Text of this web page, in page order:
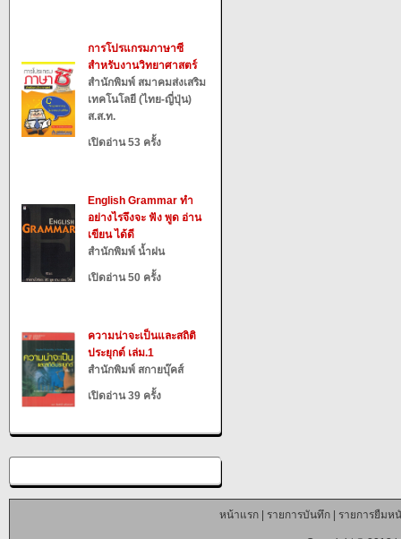
การโปรแกรมภาษาซี
สำหรับงานวิทยาศาสตร์
สำนักพิมพ์ สมาคมส่งเสริม
เทคโนโลยี (ไทย-ญี่ปุ่น)
ส.ส.ท.
เปิดอ่าน 53 ครั้ง
English Grammar ทำ
อย่างไรจึงจะ ฟัง พูด อ่าน
เขียน ได้ดี
สำนักพิมพ์ น้ำฝน
เปิดอ่าน 50 ครั้ง
ความน่าจะเป็นและสถิติ
ประยุกต์ เล่ม.1
สำนักพิมพ์ สกายบุ๊คส์
เปิดอ่าน 39 ครั้ง
หน้าแรก| รายการบันทึก| รายการยืมห